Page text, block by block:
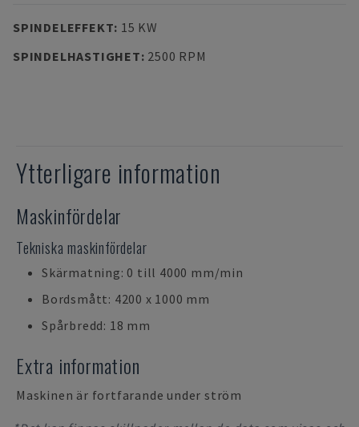
SPINDELEFFEKT: 15 KW
SPINDELHASTIGHET: 2500 RPM
Ytterligare information
Maskinfördelar
Tekniska maskinfördelar
Skärmatning: 0 till 4000 mm/min
Bordsmått: 4200 x 1000 mm
Spårbredd: 18 mm
Extra information
Maskinen är fortfarande under ström